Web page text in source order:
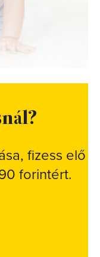
fizess elő
forintért.